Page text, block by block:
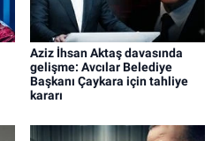
Aziz İhsan Aktaş davasında
gelişme: Avcılar Belediye
Başkanı Çaykara için tahliye
kararı